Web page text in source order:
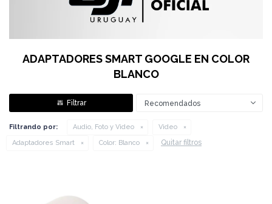
ADAPTADORES SMART GOOGLE EN COLOR
BLANCO
Recomendados
Filtrando por: Audio, Foto y Video
Video
Adaptadores Smart
Color: Blanco Quitar filtros